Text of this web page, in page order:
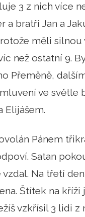
3 z nich více
a bratři Jan a
měli silnou
než ostatní 9.
Přeměně,
ve světle
Elijášem.
Pánem
Satan
vzdal. Na třetí
Štítek na kříži
vzkřísil 3 lidi z